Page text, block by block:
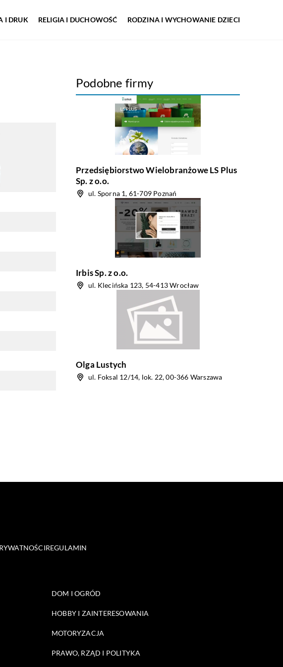
I DRUK RELIGIA I DUCHOWOŚĆ RODZINA I WYCHOWANIE DZIECI
Podobne firmy
Przedsiębiorstwo Wielobranżowe LS Plus
Sp. z o.o.
ul. Sporna 1, 61-709 Poznań
Irbis Sp. z o.o.
ul. Klecińska 123, 54-413 Wrocław
Olga Lustych
ul. Foksal 12/14, lok. 22, 00-366 Warszawa
REGULAMIN
DOM I OGRÓD
HOBBY I ZAINTERESOWANIA
MOTORYZACJA
PRAWO, RZĄD I POLITYKA